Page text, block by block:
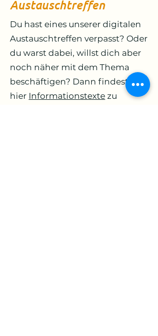
Austauschtreffen
Du hast eines unserer digitalen
Austauschtreffen verpasst? Oder
du warst dabei, willst dich aber
noch näher mit dem Thema
beschäftigen? Dann findest du
hier Informationstexte zu